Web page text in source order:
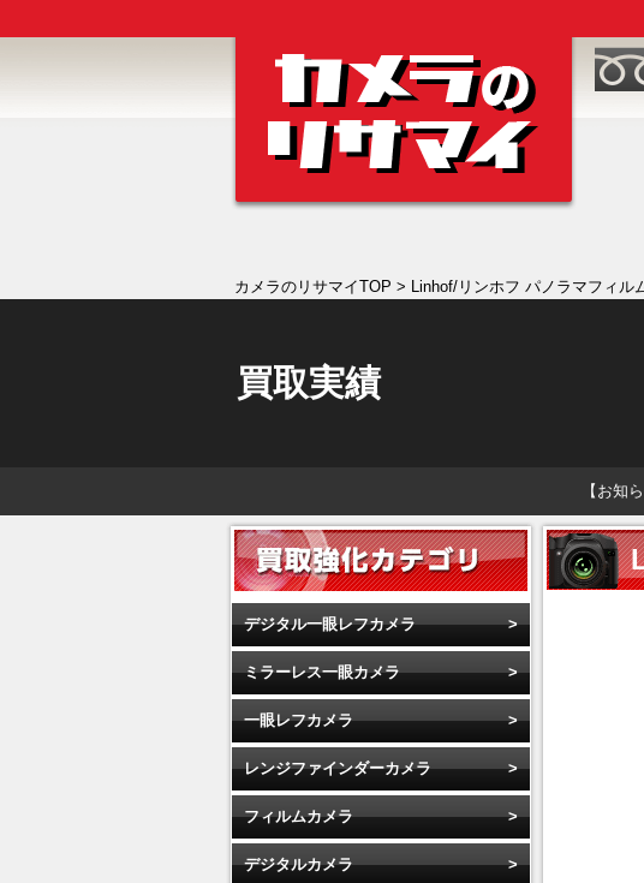
カメラのリサマイTOP > Linhof/リンホフ パノラマフィル
買取実績
【お知
デジタル一眼レフカメラ
ミラーレス一眼カメラ
一眼レフカメラ
レンジファインダーカメラ
フィルムカメラ
デジタルカメラ